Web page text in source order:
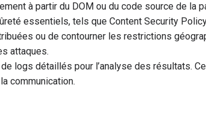
à partir du DOM ou du code source de la
essentiels, tels que Content Security
ou de contourner les restrictions
attaques.
logs détaillés pour l’analyse des résultats.
communication.